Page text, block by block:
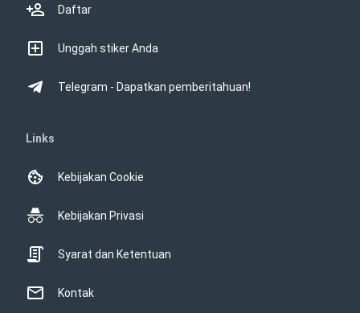
Daftar
Unggah stiker Anda
Telegram - Dapatkan pemberitahuan!
Links
Kebijakan Cookie
Kebijakan Privasi
Syarat dan Ketentuan
Kontak